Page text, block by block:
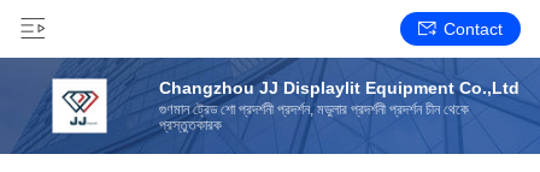
Contact
Changzhou JJ Displaylit Equipment Co.,Ltd
গুণমান ট্রেড শো প্রদর্শনী প্রদর্শন, মডুলার প্রদর্শনী প্রদর্শন চীন থেকে
প্রস্তুতকারক